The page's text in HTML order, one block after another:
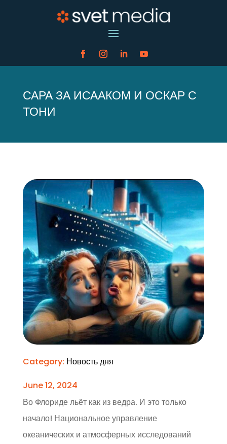
САРА ЗА ИСААКОМ И ОСКАР С
ТОНИ
Category: Новость дня
June 12, 2024
Во Флориде льёт как из ведра. И это только
начало! Национальное управление
океанических и атмосферных исследований